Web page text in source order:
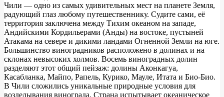
Чили — одно из самых удивительных мест на планете Земля,
радующий глаз любому путешественнику. Судите сами, её
территория заключена между Тихим океаном на западе,
Андийскими Кордильерами (Анды) на востоке, пустыней
Атакама на севере и дикими ландами Огненной Земли на юге.
Большинство виноградников расположено в долинах и на
склонах невысоких холмов. Восемь виноградных долин
разделяют этот общий пейзаж: долины Аконкагуа,
Касабланка, Майпо, Рапель, Курико, Мауле, Итата и Био-Био.
В Чили сложились уникальные природные условия для
возделывания винограда. Страна испытывает океаническое